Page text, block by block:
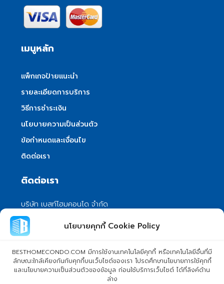
นโยบายคุกกี้ Cookie Policy
BESTHOMECONDO.COM มีการใช้งานเทคโนโลยีคุกกี้ หรือเทคโนโลยีอื่นที่มี
ลักษณะใกล้เคียงกันกับคุกกี้บนเว็บไซต์ของเรา โปรดศึกษานโยบายการใช้คุกกี้
และนโยบายความเป็นส่วนตัวของข้อมูล ก่อนใช้บริการเว็บไซต์ ได้ที่ลิงค์ด้าน
ล่าง
เมนูหลัก
แพ็กเกจป้ายแนะนำ
รายละเอียดการบริการ
วิธีการชำระเงิน
นโยบายความเป็นส่วนตัว
ข้อกำหนดและเงื่อนไข
ติดต่อเรา
ติดต่อเรา
บริษัท เบสท์โฮมคอนโด จำกัด
101/399 หมู่ 7 แขวงลําผักชี เขตหนองจอก
กรุงเทพมหานคร 10530
info@besthomecondo.com